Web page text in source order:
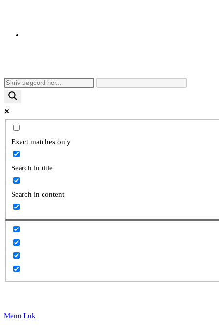
search
Exact matches only
Search in title
Search in content
Menu Luk